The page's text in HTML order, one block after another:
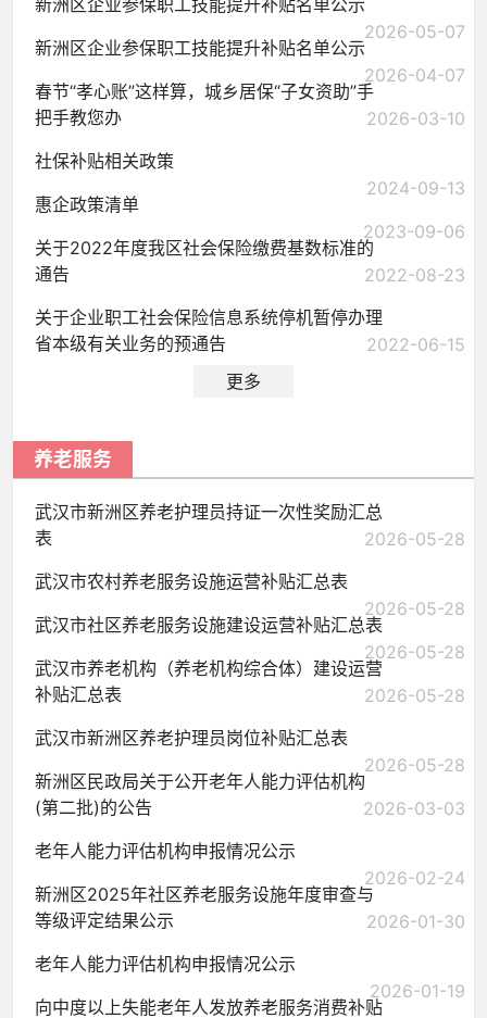
新洲区企业参保职工技能提升补贴名单公示
2026-05-07
新洲区企业参保职工技能提升补贴名单公示
2026-04-07
春节“孝心账”这样算，城乡居保“子女资助”手
把手教您办
2026-03-10
社保补贴相关政策
2024-09-13
惠企政策清单
2023-09-06
关于2022年度我区社会保险缴费基数标准的
通告
2022-08-23
关于企业职工社会保险信息系统停机暂停办理
省本级有关业务的预通告
2022-06-15
更多
养老服务
武汉市新洲区养老护理员持证一次性奖励汇总
表
2026-05-28
武汉市农村养老服务设施运营补贴汇总表
2026-05-28
武汉市社区养老服务设施建设运营补贴汇总表
2026-05-28
武汉市养老机构（养老机构综合体）建设运营
补贴汇总表
2026-05-28
武汉市新洲区养老护理员岗位补贴汇总表
2026-05-28
新洲区民政局关于公开老年人能力评估机构
(第二批)的公告
2026-03-03
老年人能力评估机构申报情况公示
2026-02-24
新洲区2025年社区养老服务设施年度审查与
等级评定结果公示
2026-01-30
老年人能力评估机构申报情况公示
2026-01-19
向中度以上失能老年人发放养老服务消费补贴